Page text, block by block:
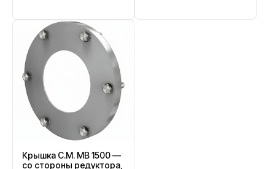
Крышка C.M. MB 1500 —
со стороны редуктора,